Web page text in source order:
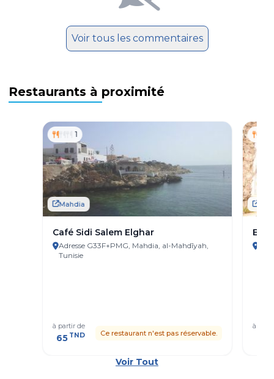
Voir tous les commentaires
Restaurants à proximité
1
Mahdia
Café Sidi Salem Elghar
Adresse G33F+PMG, Mahdia, al-Mahdīyah,
Tunisie
à partir de
65 TND Ce restaurant n'est pas réservable.
El
à
Voir Tout